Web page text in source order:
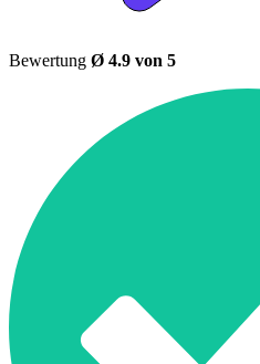
Bewertung Ø 4.9 von 5